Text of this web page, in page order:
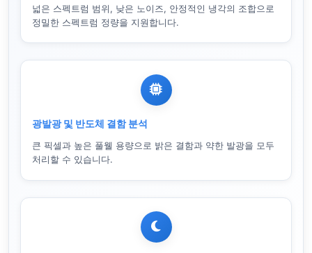
넓은 스펙트럼 범위, 낮은 노이즈, 안정적인 냉각의 조합으로
정밀한 스펙트럼 정량을 지원합니다.
광발광 및 반도체 결함 분석
큰 픽셀과 높은 풀웰 용량으로 밝은 결함과 약한 발광을 모두
처리할 수 있습니다.